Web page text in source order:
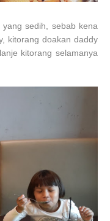
sedih, sebab kena
kitorang doakan daddy
kitorang selamanya